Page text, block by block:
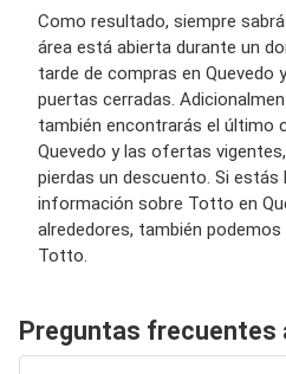
Como resultado, siempre
área está abierta durante un
tarde de compras en Quevedo
puertas cerradas.
también encontrarás el último
Quevedo y las ofertas
pierdas un descuento. Si estás
información sobre Totto en
alrededores, también
Totto.
Preguntas frecuentes